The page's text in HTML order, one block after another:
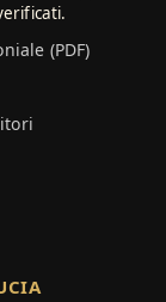
(PDF)